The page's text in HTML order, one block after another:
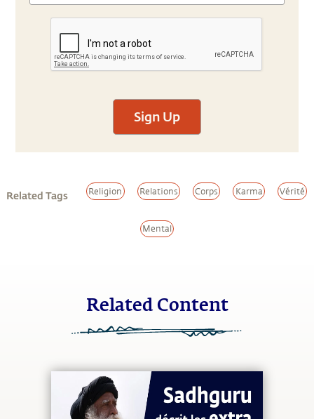
Sign Up
Related Tags Religion Relations Corps Karma Vérité
Mental
Related Content